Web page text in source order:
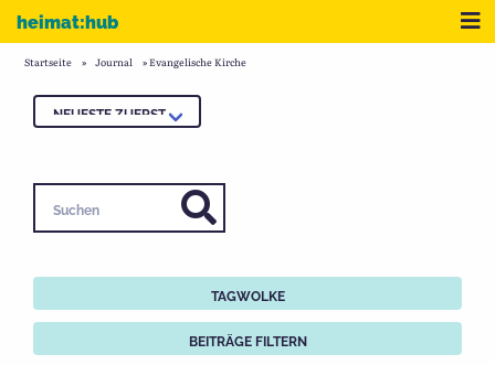
Zum Inhalt
heimat:hub
Startseite » Journal »Evangelische Kirche
TAGWOLKE
BEITRÄGE FILTERN